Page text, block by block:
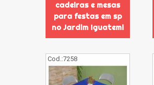
cadeiras e mesas
para festas em sp
no Jardim Iguatemi
Cod.:7258